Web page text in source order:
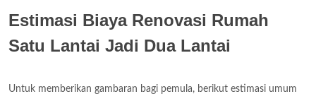
Estimasi Biaya Renovasi Rumah
Satu Lantai Jadi Dua Lantai
Untuk memberikan gambaran bagi pemula, berikut estimasi umum